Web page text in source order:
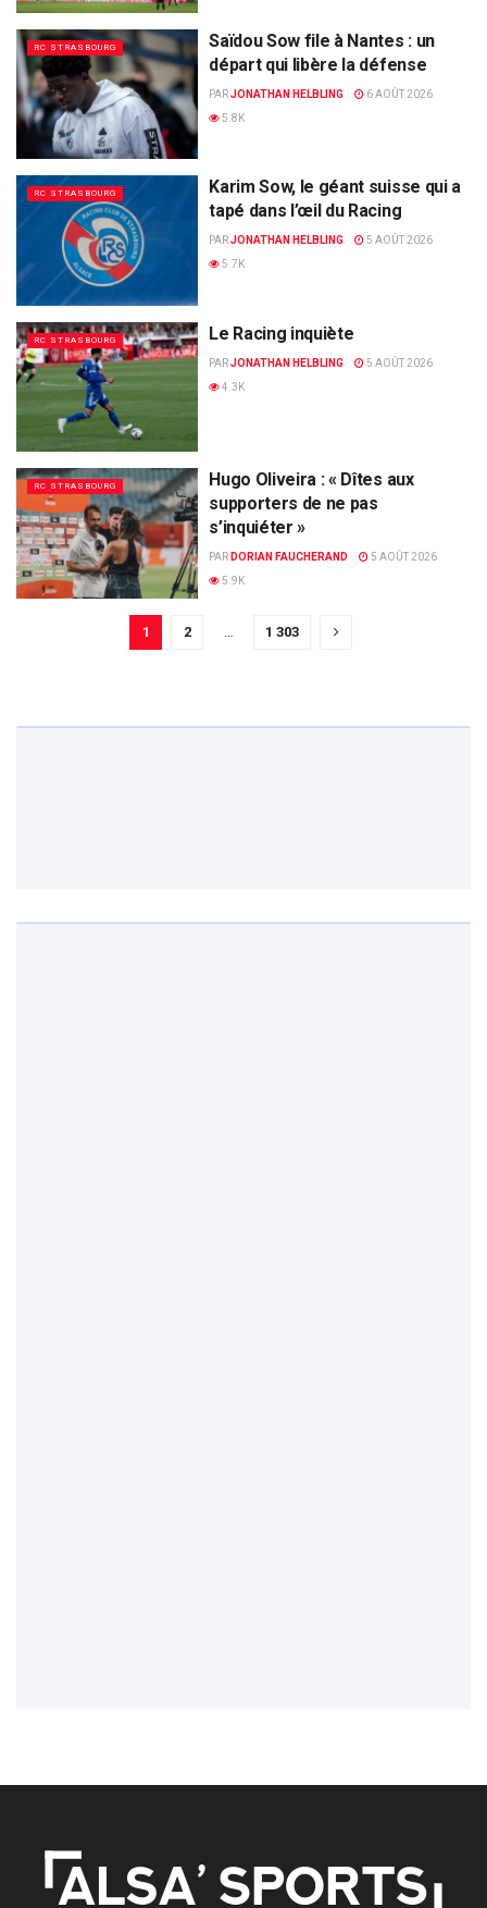
RC STRASBOURG
Saïdou Sow file à Nantes : un
départ qui libère la défense
PARJONATHAN HELBLING
6 AOÛT 2026
5.8K
RC STRASBOURG
Karim Sow, le géant suisse qui a
tapé dans l’œil du Racing
PARJONATHAN HELBLING
5 AOÛT 2026
5.7K
RC STRASBOURG Le Racing inquiète
PARJONATHAN HELBLING
5 AOÛT 2026
4.3K
RC STRASBOURG
Hugo Oliveira : « Dîtes aux
supporters de ne pas
s’inquiéter »
PAR DORIAN FAUCHERAND
5 AOÛT 2026
5.9K
1 2 1 303